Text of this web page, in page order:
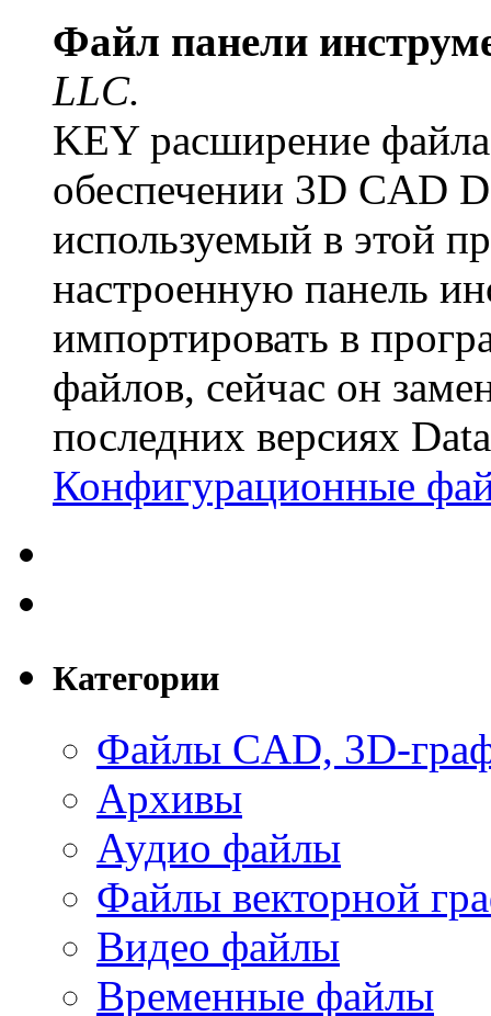
Файл панели
LLC.
KEY расширение
обеспечении 3D CAD
используемый в этой
настроенную панель
импортировать в
файлов, сейчас он
последних версиях
Конфигурационные
Категории
Файлы CAD, 3D-
Архивы
Аудио файлы
Файлы векторной
Видео файлы
Временные файлы